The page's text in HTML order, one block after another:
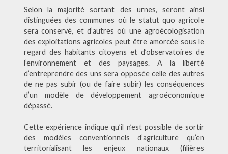
Selon la majorité sortant des urnes, seront ainsi
distinguées des communes où le statut quo agricole
sera conservé, et d’autres où une agroécologisation
des exploitations agricoles peut être amorcée sous le
regard des habitants citoyens et d’observatoires de
l’environnement et des paysages. A la liberté
d’entreprendre des uns sera opposée celle des autres
de ne pas subir (ou de faire subir) les conséquences
d’un modèle de développement agroéconomique
dépassé.
Cette expérience indique qu’il n’est possible de sortir
des modèles conventionnels d’agriculture qu’en
territorialisant les enjeux nationaux (filières